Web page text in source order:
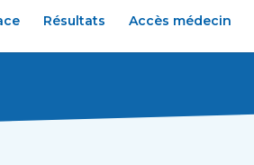
Résultats Accès médecin